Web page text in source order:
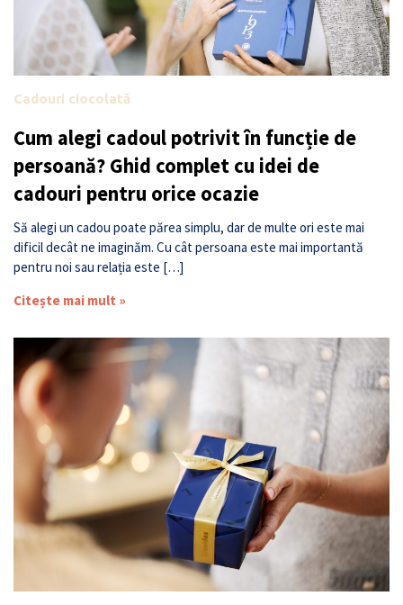
Cadouri ciocolată
Cum alegi cadoul potrivit în funcție de
persoană? Ghid complet cu idei de
cadouri pentru orice ocazie
Să alegi un cadou poate părea simplu, dar de multe ori este mai
dificil decât ne imaginăm. Cu cât persoana este mai importantă
pentru noi sau relația este […]
Citește mai mult »